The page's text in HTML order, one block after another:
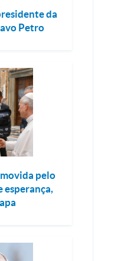
da
Petro
pelo
esperança,